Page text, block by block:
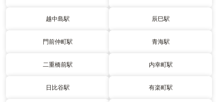
越中島駅 辰巳駅
門前仲町駅 青海駅
二重橋前駅 内幸町駅
日比谷駅 有楽町駅